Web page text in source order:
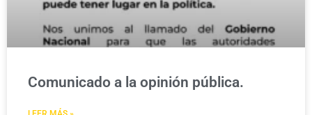
Comunicado a la opinión pública.